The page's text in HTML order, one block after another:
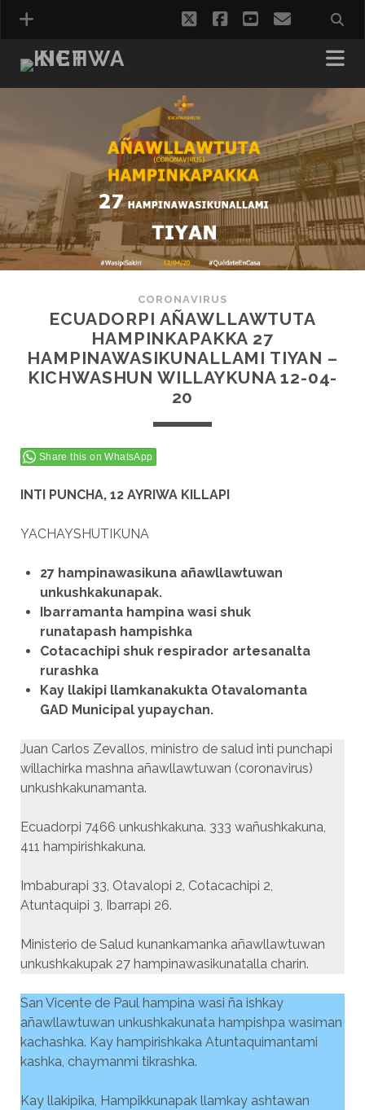
twitterfacebook
youtubecorreo
CORONAVIRUS
ECUADORPI AÑAWLLAWTUTA
HAMPINKAPAKKA 27
HAMPINAWASIKUNALLAMI TIYAN –
KICHWASHUN WILLAYKUNA 12-04-
20
Share this on WhatsApp
INTI PUNCHA, 12 AYRIWA KILLAPI
YACHAYSHUTIKUNA
27 hampinawasikuna añawllawtuwan
unkushkakunapak.
Ibarramanta hampina wasi shuk
runatapash hampishka
Cotacachipi shuk respirador artesanalta
rurashka
Kay llakipi llamkanakukta Otavalomanta
GAD Municipal yupaychan.
Juan Carlos Zevallos, ministro de salud inti punchapi
willachirka mashna añawllawtuwan (coronavirus)
unkushkakunamanta.
Ecuadorpi 7466 unkushkakuna. 333 wañushkakuna,
411 hampirishkakuna.
Imbaburapi 33, Otavalopi 2, Cotacachipi 2,
Atuntaquipi 3, Ibarrapi 26.
Ministerio de Salud kunankamanka añawllawtuwan
unkushkakupak 27 hampinawasikunatalla charin.
San Vicente de Paul hampina wasi ña ishkay
añawllawtuwan unkushkakunata hampishpa wasiman
kachashka. Kay hampirishkaka Atuntaquimantami
kashka, chaymanmi tikrashka.
Kay llakipika, Hampikkunapak llamkay ashtawan